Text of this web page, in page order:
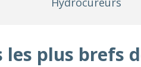
les plus brefs